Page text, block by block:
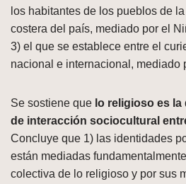
los habitantes de los pueblos de
costera del país, mediado por el
3) el que se establece entre el
nacional e internacional, mediado
Se sostiene que lo religioso es
de interacción sociocultural
Concluye que 1) las identidades
están mediadas
colectiva de lo religioso y por sus